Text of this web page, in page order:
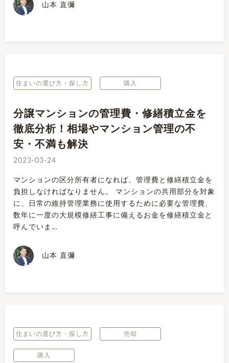
山本 直彌
住まいの選び方・探し方 購入
分譲マンションの管理費・修繕積立金を
徹底分析！相場やマンション管理の不
安・不満も解決
2023-03-24
マンションの区分所有者になれば、管理費と修繕積立金を
負担しなければなりません。 マンションの共用部分を対象
に、日常の維持管理業務に使用するために必要な管理費、
数年に一度の大規模修繕工事に備えるお金を修繕積立金と
呼んでいま…
山本 直彌
住まいの選び方・探し方 売却
購入